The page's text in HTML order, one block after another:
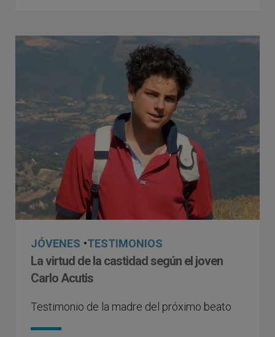
JÓVENES •TESTIMONIOS
La virtud de la castidad según el joven
Carlo Acutis
Testimonio de la madre del próximo beato